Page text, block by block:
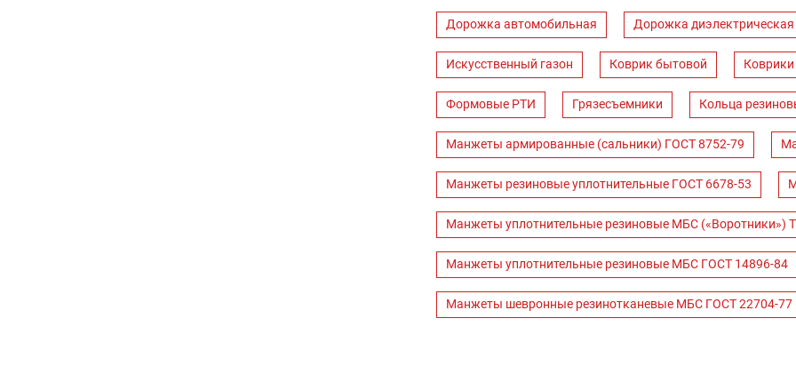
Дорожка автомобильная Дорожка диэлектрическая
Искусственный газон Коврик бытовой Коврики
Формовые РТИ Грязесъемники Кольца
Манжеты армированные (сальники) ГОСТ 8752-79
Манжеты резиновые уплотнительные ГОСТ 6678-53
Манжеты уплотнительные резиновые МБС («Воротники»)
Манжеты уплотнительные резиновые МБС ГОСТ 14896-84
Манжеты шевронные резинотканевые МБС ГОСТ 22704-77